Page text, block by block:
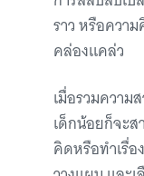
ราว หรือควา
คล่องแคล่ว
เมื่อรวมความ
เด็กน้อยก็จะส
คิดหรือทำเรื่อ